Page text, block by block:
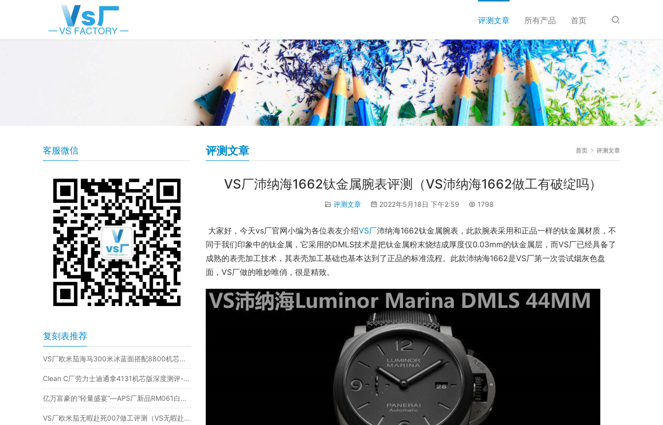
评测文章 所有产品 首页
首页 评测文章
评测文章
VS厂沛纳海1662钛金属腕表评测（VS沛纳海1662做工有破绽吗）
评测文章 2022年5月18日 下午2:59 1798
大家好，今天vs厂官网小编为各位表友介绍VS厂沛纳海1662钛金属腕表，此款腕表采用和正品一样的钛金属材质，不
同于我们印象中的钛金属，它采用的DMLS技术是把钛金属粉末烧结成厚度仅0.03mm的钛金属层，而VS厂已经具备了
成熟的表壳加工技术，其表壳加工基础也基本达到了正品的标准流程。此款沛纳海1662是VS厂第一次尝试烟灰色盘
面，VS厂做的唯妙唯俏，很是精致。
客服微信
复刻表推荐
VS厂欧米茄海马300米冰蓝面搭配8800机芯细节评测
Clean C厂劳力士迪通拿4131机芯版深度测评-内附4131机芯图！
亿万富豪的“轻量盛宴”—APS厂新品RM061白陶瓷版深度评测
VS厂欧米茄无暇赴死007做工评测（VS无暇赴死007质量怎么样）